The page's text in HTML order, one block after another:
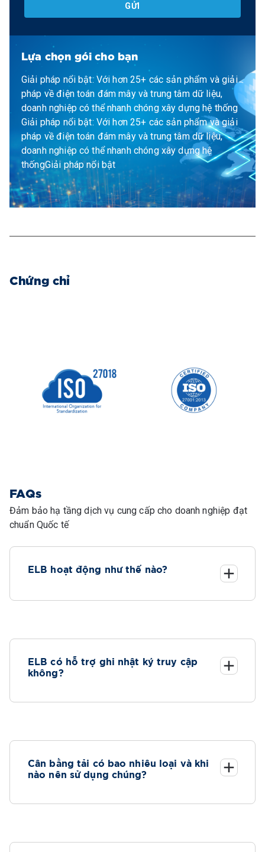
GỬI
Lựa chọn gói cho bạn
Giải pháp nổi bật: Với hơn 25+ các sản phẩm và giải
pháp về điện toán đám mây và trung tâm dữ liệu,
doanh nghiệp có thể nhanh chóng xây dựng hệ thống
Giải pháp nổi bật: Với hơn 25+ các sản phẩm và giải
pháp về điện toán đám mây và trung tâm dữ liệu,
doanh nghiệp có thể nhanh chóng xây dựng hệ
thốngGiải pháp nổi bật
Chứng chỉ
FAQs
Đảm bảo hạ tầng dịch vụ cung cấp cho doanh nghiệp đạt
chuẩn Quốc tế
ELB hoạt động như thế nào?
ELB có hỗ trợ ghi nhật ký truy cập
không?
Cân bằng tải có bao nhiêu loại và khi
nào nên sử dụng chúng?